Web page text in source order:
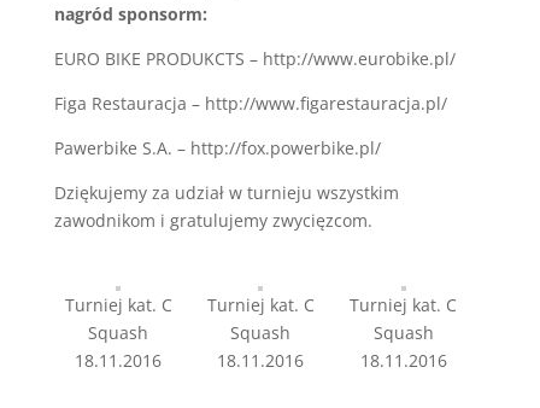
nagród sponsorm:
EURO BIKE PRODUKCTS – http://www.eurobike.pl/
Figa Restauracja – http://www.figarestauracja.pl/
Pawerbike S.A. – http://fox.powerbike.pl/
Dziękujemy za udział w turnieju wszystkim
zawodnikom i gratulujemy zwycięzcom.
Turniej kat. C
Squash
18.11.2016
Turniej kat. C
Squash
18.11.2016
Turniej kat. C
Squash
18.11.2016